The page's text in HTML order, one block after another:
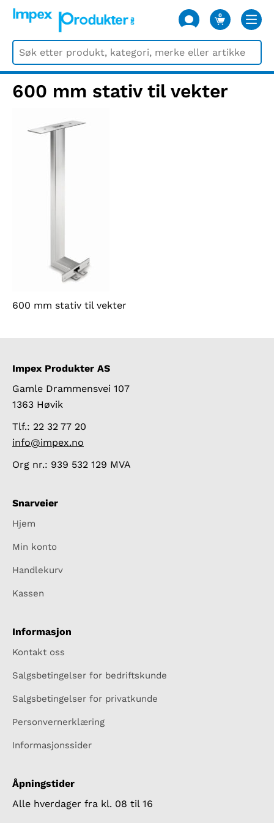
0
VARER
600 mm stativ til vekter
600 mm stativ til vekter
Impex Produkter AS
Gamle Drammensvei 107
1363 Høvik
Tlf.: 22 32 77 20
info@impex.no
Org nr.: 939 532 129 MVA
Snarveier
Hjem
Min konto
Handlekurv
Kassen
Informasjon
Kontakt oss
Salgsbetingelser for bedriftskunde
Salgsbetingelser for privatkunde
Personvernerklæring
Informasjonssider
Åpningstider
Alle hverdager fra kl. 08 til 16